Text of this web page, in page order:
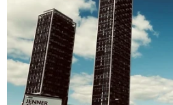
Học giả Trung Quốc: Sự
Bắc Kinh phản tác dụng
12/05/2014 23:29
Quan điểm quyết đoán của
tác dụng nếu như nó khiến